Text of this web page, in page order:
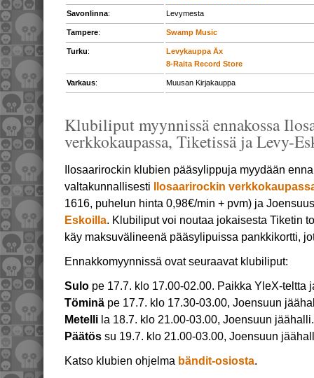
Savonlinna: Levymesta
Tampere: Swamp Music
Turku:
Levykauppa Äx
8-Raita Record Store
Varkaus: Muusan Kirjakauppa
Klubiliput myynnissä ennakossa
verkkokaupassa, Tiketissä ja Levy-
Ilosaarirockin klubien pääsylippuja myydään
valtakunnallisesti
Ilosaarirockin
1616, puhelun hinta 0,98€/min + pvm) ja
Eskoilla. Klubiliput voi noutaa jokaisesta Tiketin
käy maksuvälineenä pääsylipuissa pankkikortti,
Ennakkomyynnissä ovat seuraavat klubiliput:
Sulo pe 17.7. klo 17.00-02.00. Paikka YleX-teltta
Töminä pe 17.7. klo 17.30-03.00, Joensuun
Metelli la 18.7. klo 21.00-03.00, Joensuun
Päätös su 19.7. klo 21.00-03.00, Joensuun
Katso klubien ohjelma bändit-osiosta.